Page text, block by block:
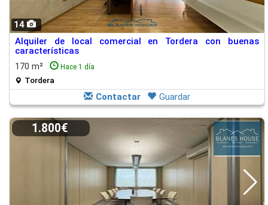
14
Alquiler de local comercial en Tordera con buenas
características
170 m²
Hace 1 día
Tordera
Contactar Guardar
1.800€